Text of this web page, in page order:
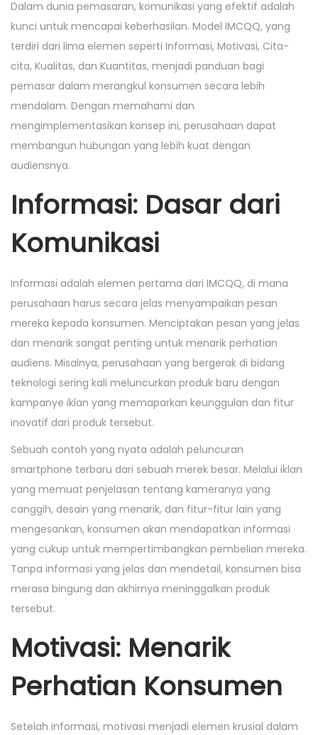
o
n
o
n
i
n
Dalam dunia pemasaran, komunikasi yang efektif adalah
kunci untuk mencapai keberhasilan. Model IMCQQ, yang
terdiri dari lima elemen seperti Informasi, Motivasi, Cita-
cita, Kualitas, dan Kuantitas, menjadi panduan bagi
pemasar dalam merangkul konsumen secara lebih
mendalam. Dengan memahami dan
mengimplementasikan konsep ini, perusahaan dapat
membangun hubungan yang lebih kuat dengan
audiensnya.
Informasi: Dasar dari
Komunikasi
Informasi adalah elemen pertama dari IMCQQ, di mana
perusahaan harus secara jelas menyampaikan pesan
mereka kepada konsumen. Menciptakan pesan yang jelas
dan menarik sangat penting untuk menarik perhatian
audiens. Misalnya, perusahaan yang bergerak di bidang
teknologi sering kali meluncurkan produk baru dengan
kampanye iklan yang memaparkan keunggulan dan fitur
inovatif dari produk tersebut.
Sebuah contoh yang nyata adalah peluncuran
smartphone terbaru dari sebuah merek besar. Melalui iklan
yang memuat penjelasan tentang kameranya yang
canggih, desain yang menarik, dan fitur-fitur lain yang
mengesankan, konsumen akan mendapatkan informasi
yang cukup untuk mempertimbangkan pembelian mereka.
Tanpa informasi yang jelas dan mendetail, konsumen bisa
merasa bingung dan akhirnya meninggalkan produk
tersebut.
Motivasi: Menarik
Perhatian Konsumen
Setelah informasi, motivasi menjadi elemen krusial dalam